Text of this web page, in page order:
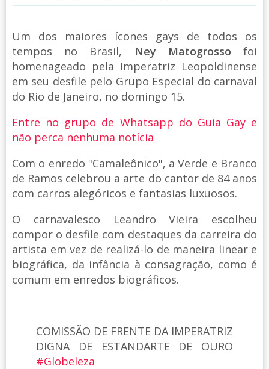
Um dos maiores ícones gays de todos os
tempos no Brasil, Ney Matogrosso foi
homenageado pela Imperatriz Leopoldinense
em seu desfile pelo Grupo Especial do carnaval
do Rio de Janeiro, no domingo 15.
Entre no grupo de Whatsapp do Guia Gay e
não perca nenhuma notícia
Com o enredo "Camaleônico", a Verde e Branco
de Ramos celebrou a arte do cantor de 84 anos
com carros alegóricos e fantasias luxuosos.
O carnavalesco Leandro Vieira escolheu
compor o desfile com destaques da carreira do
artista em vez de realizá-lo de maneira linear e
biográfica, da infância à consagração, como é
comum em enredos biográficos.
COMISSÃO DE FRENTE DA IMPERATRIZ
DIGNA DE ESTANDARTE DE OURO
#Globeleza